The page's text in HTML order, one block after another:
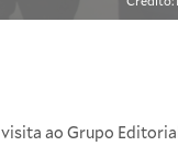
ao Grupo